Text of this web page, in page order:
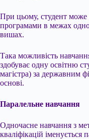
При цьому, студент може
програмами в межах
вишах.
Така можливість
здобуває одну освітню
магістра) за державним
основі.
Паралельне навчання
Одночасне навчання з
кваліфікацій іменується